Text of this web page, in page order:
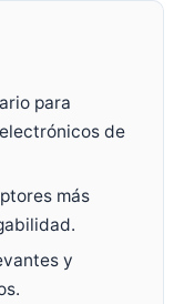
para
de
más
y